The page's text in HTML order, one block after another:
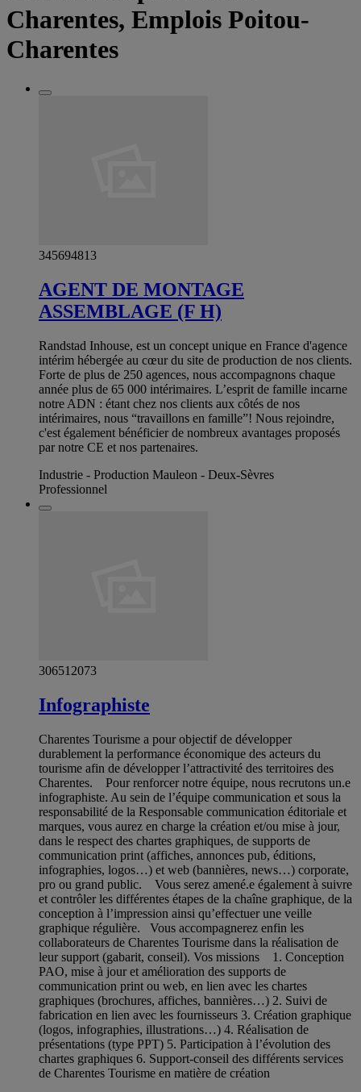
Charentes, Emplois Poitou-
Charentes
345694813
AGENT DE MONTAGE
ASSEMBLAGE (F H)
Randstad Inhouse, est un concept unique en France d'agence
intérim hébergée au cœur du site de production de nos clients.
Forte de plus de 250 agences, nous accompagnons chaque
année plus de 65 000 intérimaires. L’esprit de famille incarne
notre ADN : étant chez nos clients aux côtés de nos
intérimaires, nous “travaillons en famille”! Nous rejoindre,
c'est également bénéficier de nombreux avantages proposés
par notre CE et nos partenaires.
Industrie - Production Mauleon - Deux-Sèvres
Professionnel
306512073
Infographiste
Charentes Tourisme a pour objectif de développer
durablement la performance économique des acteurs du
tourisme afin de développer l’attractivité des territoires des
Charentes. Pour renforcer notre équipe, nous recrutons un.e
infographiste. Au sein de l’équipe communication et sous la
responsabilité de la Responsable communication éditoriale et
marques, vous aurez en charge la création et/ou mise à jour,
dans le respect des chartes graphiques, de supports de
communication print (affiches, annonces pub, éditions,
infographies, logos…) et web (bannières, news…) corporate,
pro ou grand public. Vous serez amené.e également à suivre
et contrôler les différentes étapes de la chaîne graphique, de la
conception à l’impression ainsi qu’effectuer une veille
graphique régulière. Vous accompagnerez enfin les
collaborateurs de Charentes Tourisme dans la réalisation de
leur support (gabarit, conseil). Vos missions 1. Conception
PAO, mise à jour et amélioration des supports de
communication print ou web, en lien avec les chartes
graphiques (brochures, affiches, bannières…) 2. Suivi de
fabrication en lien avec les fournisseurs 3. Création graphique
(logos, infographies, illustrations…) 4. Réalisation de
présentations (type PPT) 5. Participation à l’évolution des
chartes graphiques 6. Support-conseil des différents services
de Charentes Tourisme en matière de création